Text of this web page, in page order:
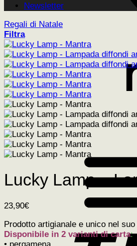
Newsletter
Regali di Natale
Filtra
Lucky Lamp –
23,90€
Prodotto artigianale e unico nel suo
Disponibile in 2 varianti di carta:
• pergamena